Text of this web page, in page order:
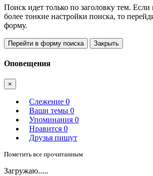
Поиск идет только по заголовку тем.
более тонкие настройки поиска, то
форму.
Перейти в форму поиска Закрыть
Оповещения
×
Слежение 0
Ваши темы 0
Упоминания 0
Нравится 0
Друзья пишут
Пометить все прочитанным
Загружаю.....